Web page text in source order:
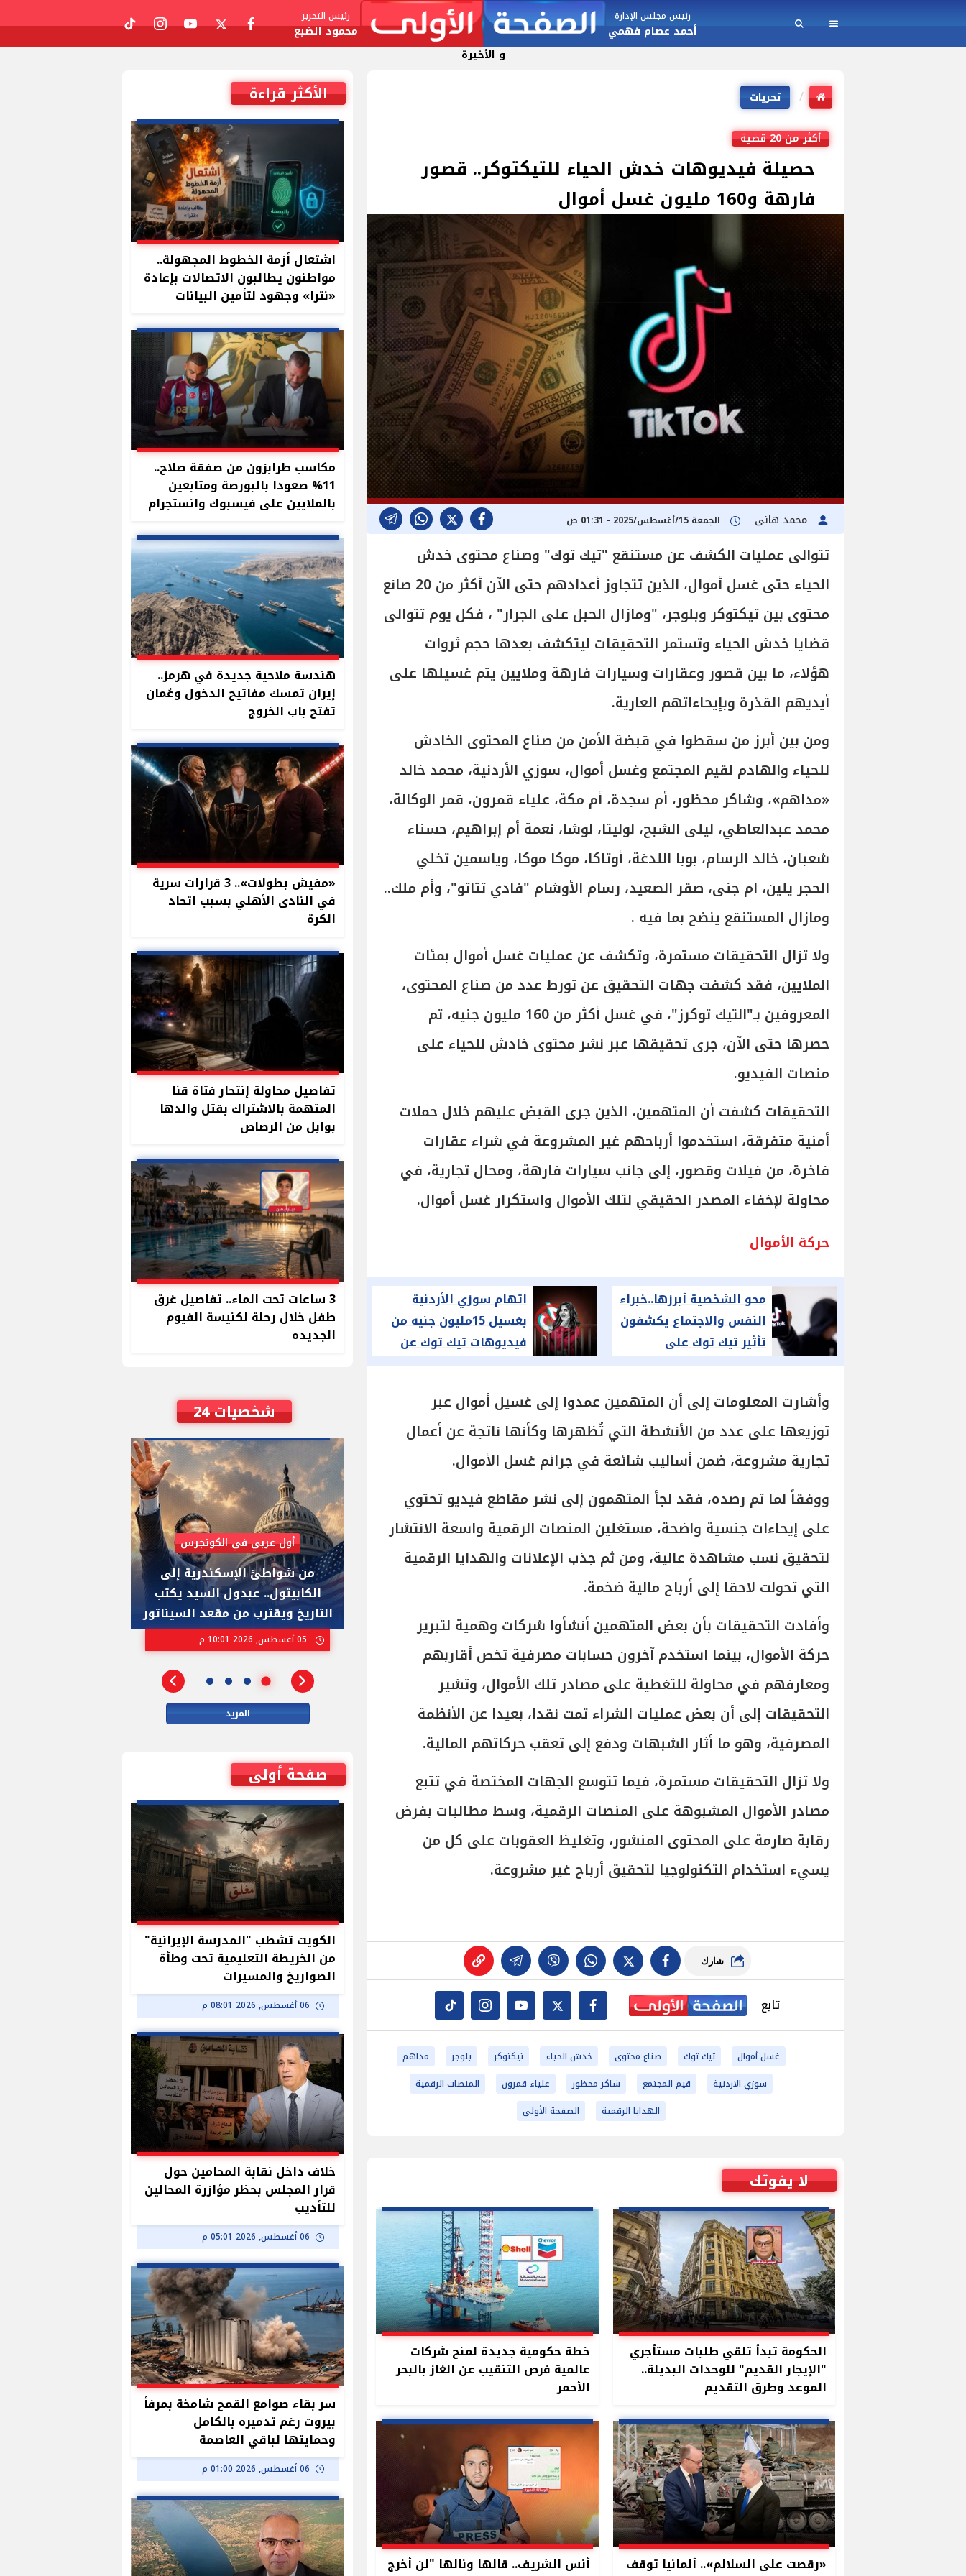
رئيس مجلس الإدارة
أحمد عصام فهمي
رئيس التحرير
محمود الضبع facebook
twitter
youtube
instagram
tiktok
و الأخيرة
تحريات
أكثر من 20 قضية
حصيلة فيديوهات خدش الحياء للتيكتوكر.. قصور
فارهة و160 مليون غسل أموال
محمد هانى الجمعة 15/أغسطس/2025 - 01:31 ص
تتوالى عمليات الكشف عن مستنقع "تيك توك" وصناع محتوى خدش
الحياء حتى غسل أموال، الذين تتجاوز أعدادهم حتى الآن أكثر من 20 صانع
محتوى بين تيكتوكر وبلوجر، "ومازال الحبل على الجرار" ، فكل يوم تتوالى
قضايا خدش الحياء وتستمر التحقيقات ليتكشف بعدها حجم ثروات
هؤلاء، ما بين قصور وعقارات وسيارات فارهة وملايين يتم غسيلها على
أيديهم القذرة وبإيحاءاتهم العارية.
ومن بين أبرز من سقطوا في قبضة الأمن من صناع المحتوى الخادش
للحياء والهادم لقيم المجتمع وغسل أموال، سوزي الأردنية، محمد خالد
«مداهم»، وشاكر محظور، أم سجدة، أم مكة، علياء قمرون، قمر الوكالة،
محمد عبدالعاطي، ليلى الشبح، لوليتا، لوشا، نعمة أم إبراهيم، حسناء
شعبان، خالد الرسام، بوبا اللدغة، أوتاكا، موكا موكا، وياسمين تخلي
الحجر يلين، ام جنى، صقر الصعيد، رسام الأوشام "فادي تتاتو"، وأم ملك..
ومازال المستنقع ينضح بما فيه .
ولا تزال التحقيقات مستمرة، وتكشف عن عمليات غسل أموال بمئات
الملايين، فقد كشفت جهات التحقيق عن تورط عدد من صناع المحتوى،
المعروفين بـ"التيك توكرز"، في غسل أكثر من 160 مليون جنيه، تم
حصرها حتى الآن، جرى تحقيقها عبر نشر محتوى خادش للحياء على
منصات الفيديو.
التحقيقات كشفت أن المتهمين، الذين جرى القبض عليهم خلال حملات
أمنية متفرقة، استخدموا أرباحهم غير المشروعة في شراء عقارات
فاخرة، من فيلات وقصور، إلى جانب سيارات فارهة، ومحال تجارية، في
محاولة لإخفاء المصدر الحقيقي لتلك الأموال واستكرار غسل أموال.
حركة الأموال
محو الشخصية أبرزها..خبراء
النفس والاجتماع يكشفون
تأثير تيك توك على
الأطفال والمراهقين
اتهام سوزي الأردنية
بغسيل 15مليون جنيه من
فيديوهات تيك توك عن
طريق العقارات
وأشارت المعلومات إلى أن المتهمين عمدوا إلى غسيل أموال عبر
توزيعها على عدد من الأنشطة التي تُظهرها وكأنها ناتجة عن أعمال
تجارية مشروعة، ضمن أساليب شائعة في جرائم غسل الأموال.
ووفقاً لما تم رصده، فقد لجأ المتهمون إلى نشر مقاطع فيديو تحتوي
على إيحاءات جنسية واضحة، مستغلين المنصات الرقمية واسعة الانتشار
لتحقيق نسب مشاهدة عالية، ومن ثم جذب الإعلانات والهدايا الرقمية
التي تحولت لاحقا إلى أرباح مالية ضخمة.
وأفادت التحقيقات بأن بعض المتهمين أنشأوا شركات وهمية لتبرير
حركة الأموال، بينما استخدم آخرون حسابات مصرفية تخص أقاربهم
ومعارفهم في محاولة للتغطية على مصادر تلك الأموال، وتشير
التحقيقات إلى أن بعض عمليات الشراء تمت نقدا، بعيدا عن الأنظمة
المصرفية، وهو ما أثار الشبهات ودفع إلى تعقب حركاتهم المالية.
ولا تزال التحقيقات مستمرة، فيما تتوسع الجهات المختصة في تتبع
مصادر الأموال المشبوهة على المنصات الرقمية، وسط مطالبات بفرض
رقابة صارمة على المحتوى المنشور، وتغليظ العقوبات على كل من
يسيء استخدام التكنولوجيا لتحقيق أرباح غير مشروعة.
شارك
تابع
غسل أموال تيك توك صناع محتوى خدش الحياء تيكتوكر بلوجر
مداهم
سوزي الاردنية
قيم المجتمع شاكر محظور علياء قمرون
المنصات الرقمية
الهدايا الرقمية
الصفحة الأولى
لا يفوتك
الحكومة تبدأ تلقي طلبات مستأجري
"الإيجار القديم" للوحدات البديلة..
الموعد وطرق التقديم
خطة حكومية جديدة لمنح شركات
عالمية فرص التنقيب عن الغاز بالبحر
الأحمر
«رقصت على السلالم».. ألمانيا توقف
أنس الشريف.. قالها ونالها "لن أخرج
الأكثر قراءة
اشتعال أزمة الخطوط المجهولة..
مواطنون يطالبون الاتصالات بإعادة
«نترا» وجهود لتأمين البيانات
مكاسب طرابزون من صفقة صلاح..
11% صعودا بالبورصة ومتابعين
بالملايين على فيسبوك وانستجرام
هندسة ملاحية جديدة في هرمز..
إيران تمسك مفاتيح الدخول وعُمان
تفتح باب الخروج
«مفيش بطولات».. 3 قرارات سرية
في النادى الأهلي بسبب اتحاد
الكرة
تفاصيل محاولة إنتحار فتاة قنا
المتهمة بالاشتراك بقتل والدها
بوابل من الرصاص
3 ساعات تحت الماء.. تفاصيل غرق
طفل خلال رحلة لكنيسة الفيوم
الجديده
شخصيات 24
" صاحب صاحبه "
شوقي غريب.. المدير الفني رجل
أول عربي في الكونجرس
من شواطئ الإسكندرية إلى
الكابيتول.. عبدول السيد يكتب
التاريخ ويقترب من مقعد السيناتور
المزيد
صفحة أولى
الكويت تشطب "المدرسة الإيرانية"
من الخريطة التعليمية تحت وطأة
الصواريخ والمسيرات
06 أغسطس, 2026 08:01 م
خلاف داخل نقابة المحامين حول
قرار المجلس بحظر مؤازرة المحالين
للتأديب
06 أغسطس, 2026 05:01 م
سر بقاء صوامع القمح شامخة بمرفأ
بيروت رغم تدميره بالكامل
وحمايتها لباقي العاصمة
06 أغسطس, 2026 01:00 م